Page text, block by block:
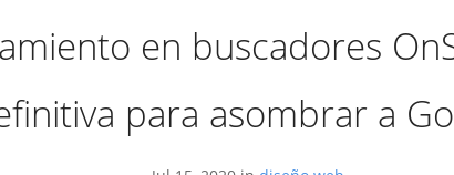
en buscadores
para asombrar a